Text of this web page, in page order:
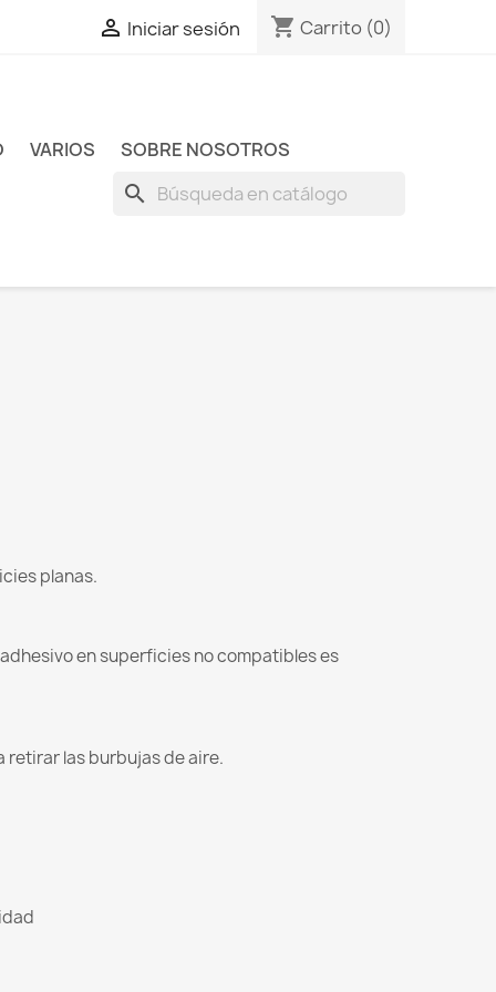
 Iniciar sesión shopping_cart Carrito (0)
VARIOS SOBRE NOSOTROS
search
planas.
en superficies no compatibles es
retirar las burbujas de aire.